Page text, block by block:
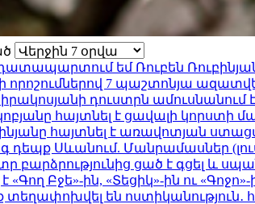
եմ Ռուբեն
որոշումներով 7 պաշտոնյա
դուստրն ամուսնանում
հայտնել է ցավալի կորստի
հայտնել է առավոտյան
դեպք Սևանում. Մանրամասներ
բարձրությունից ցած է գցել և
«Գող Բջե»-ին, «Տեցիկ»-ին ու
տեղափոխվել են